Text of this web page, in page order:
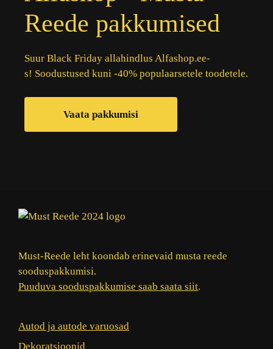
Reede pakkumised
Suur Black Friday allahindlus Alfashop.ee-
s! Soodustused kuni -40% populaarsetele toodetele.
Vaata pakkumisi
Must-Reede leht koondab erinevaid musta reede
sooduspakkumisi.
Puuduva sooduspakkumise saab saata siit.
Autod ja autode varuosad
Dekoratsioonid